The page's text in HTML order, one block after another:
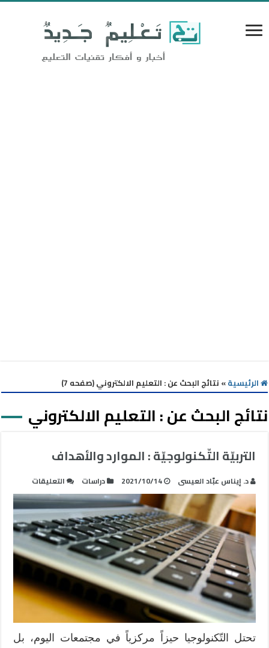
الرئيسية» نتائج البحث عن : التعليم الالكتروني (صفحه 7)
نتائج البحث عن :التعليم الالكتروني
التربيّة التّكنولوجيّة : الموارد والأهداف
د. إيناس عبّاد العيسى 2021/10/14 دراسات التعليقات
التربيّة
:
الموارد
والأهداف
مغلقة
تحتل التّكنولوجيا حيزاً مركزياً في مجتمعات اليوم، بل